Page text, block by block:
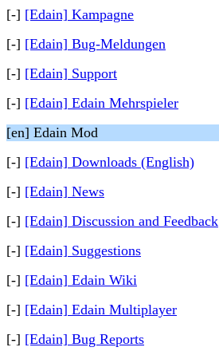
[-] [Edain] Kampagne
[-] [Edain] Bug-Meldungen
[-] [Edain] Support
[-] [Edain] Edain Mehrspieler
[en] Edain Mod
[-] [Edain] Downloads (English)
[-] [Edain] News
[-] [Edain] Discussion and Feedback
[-] [Edain] Suggestions
[-] [Edain] Edain Wiki
[-] [Edain] Edain Multiplayer
[-] [Edain] Bug Reports